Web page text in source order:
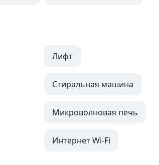
Лифт
Стиральная машина
Микроволновая печь
Интернет Wi-Fi